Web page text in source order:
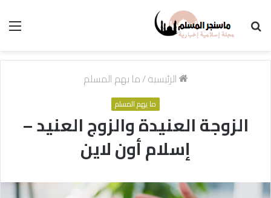
الرئيسية/ما يهم المسلم
ما يهم المسلم
الزوجة العنيدة والزوج العنيد –
إسلام أون لاين